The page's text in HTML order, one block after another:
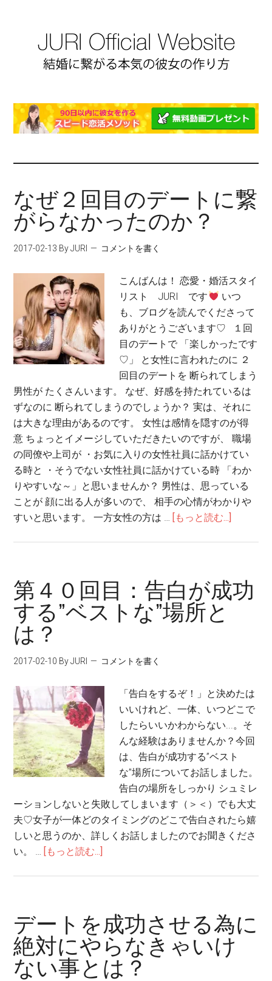
なぜ２回目のデートに繋
がらなかったのか？
2017-02-13 By JURI コメントを書く
こんばんは！ 恋愛・婚活スタイ
リスト JURI です
いつ
も、ブログを読んでくださって
ありがとうございます♡ １回
目のデートで 「楽しかったです
♡」 と女性に言われたのに ２
回目のデートを 断られてしまう
男性が たくさんいます。 なぜ、好感を持たれているは
ずなのに 断られてしまうのでしょうか？ 実は、それに
は大きな理由があるのです。 女性は感情を隠すのが得
意 ちょっとイメージしていただきたいのですが、 職場
の同僚や上司が ・お気に入りの女性社員に話かけてい
る時と ・そうでない女性社員に話かけている時 「わか
りやすいな～」と思いませんか？ 男性は、思っている
ことが 顔に出る人が多いので、 相手の心情がわかりや
すいと思います。 一方女性の方は … [もっと読む...]
第４０回目：告白が成功
する”ベストな”場所と
は？
2017-02-10 By JURI コメントを書く
「告白をするぞ！」と決めたは
いいけれど、一体、いつどこで
したらいいかわからない...。そ
んな経験はありませんか？今回
は、告白が成功する”ベスト
な”場所についてお話しました。
告白の場所をしっかり シュミレ
ーションしないと失敗してしまいます（＞＜）でも大丈
夫♡女子が一体どのタイミングのどこで告白されたら嬉
しいと思うのか、詳しくお話しましたのでお聞きくださ
い。 … [もっと読む...]
デートを成功させる為に
絶対にやらなきゃいけ
ない事とは？